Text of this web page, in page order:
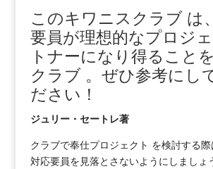
このキワニスクラブ は
要員が理想的なプロジ
トナーになり得ること
クラブ 。ぜひ参考にし
ださい！
ジュリー・セートレ著
クラブで奉仕プロジェクト を検討する
対応要員を見落とさないようにしましょ